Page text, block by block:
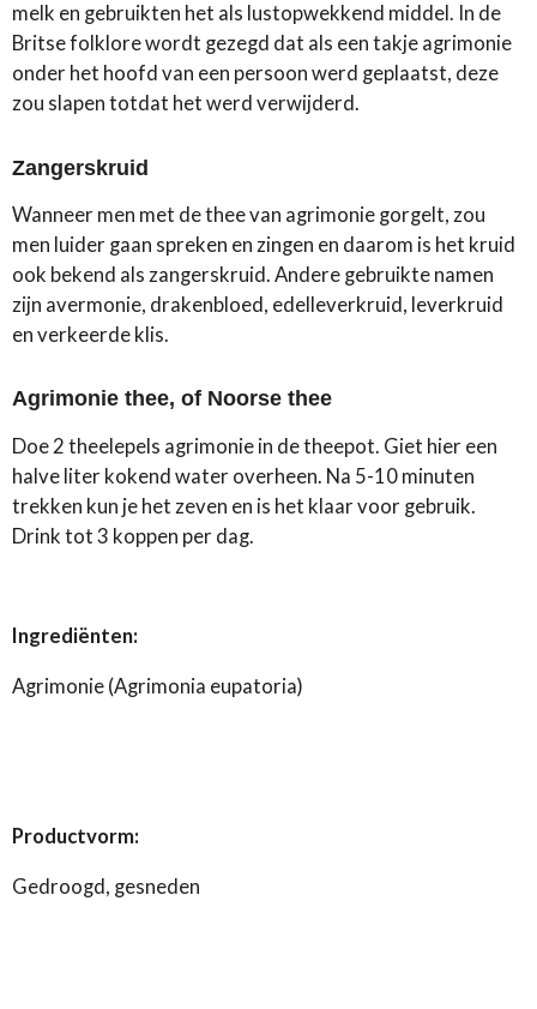
melk en gebruikten het als lustopwekkend middel. In de
Britse folklore wordt gezegd dat als een takje agrimonie
onder het hoofd van een persoon werd geplaatst, deze
zou slapen totdat het werd verwijderd.
Zangerskruid
Wanneer men met de thee van agrimonie gorgelt, zou
men luider gaan spreken en zingen en daarom is het kruid
ook bekend als zangerskruid. Andere gebruikte namen
zijn avermonie, drakenbloed, edelleverkruid, leverkruid
en verkeerde klis.
Agrimonie thee, of Noorse thee
Doe 2 theelepels agrimonie in de theepot. Giet hier een
halve liter kokend water overheen. Na 5-10 minuten
trekken kun je het zeven en is het klaar voor gebruik.
Drink tot 3 koppen per dag.
Ingrediënten:
Agrimonie (Agrimonia eupatoria)
Productvorm:
Gedroogd, gesneden